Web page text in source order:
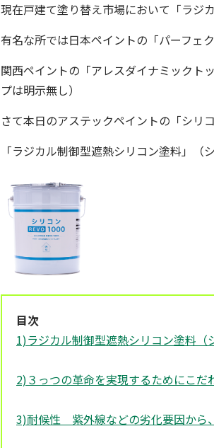
現在戸建て塗り替え市場において「ラジ
有名な所では日本ペイントの「パーフェ
関西ペイントの「アレスダイナミックト
プは明示無し）
さて本日のアステックペイントの「シリ
「ラジカル制御型遮熱シリコン塗料」（
目次
1)ラジカル制御型遮熱シリコン塗料（
2)３っつの革命を実現するためにこだ
3)耐候性 紫外線などの劣化要因から